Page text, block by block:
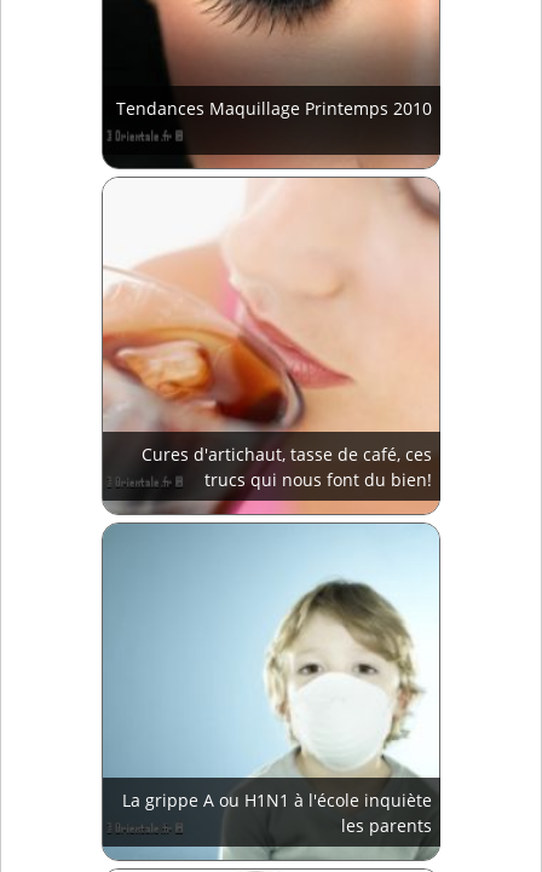
Tendances Maquillage Printemps 2010
Cures d'artichaut, tasse de café, ces
trucs qui nous font du bien!
La grippe A ou H1N1 à l'école inquiète
les parents